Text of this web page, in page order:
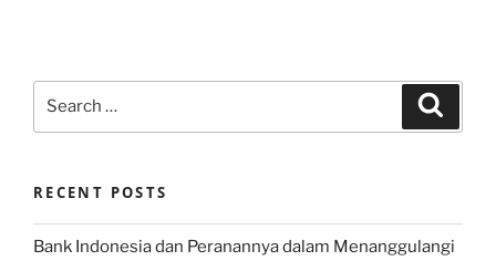
RECENT POSTS
Bank Indonesia dan Peranannya dalam Menanggulangi